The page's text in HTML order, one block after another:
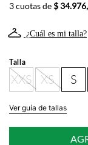
3 cuotas de$
¿Cuál es mi talla?
Talla
XXS XS S
Ver guía de tallas